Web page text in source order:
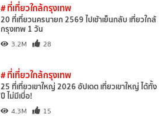
# ที่เที่ยวใกล้กรุงเทพ
20 ที่เที่ยวนครนายก 2569 ไปเช้าเย็นกลับ เที่ยวใกล้
กรุงเทพ 1 วัน
3.2M 28
# ที่เที่ยวใกล้กรุงเทพ
25 ที่เที่ยวเขาใหญ่ 2026 อัปเดต เที่ยวเขาใหญ่ ได้ทั้ง
ปี ไม่มีเบื่อ!
4.3M 15